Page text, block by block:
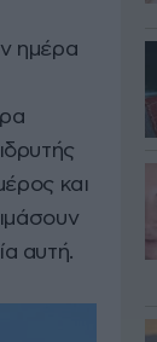
ημέρα
και
αυτή.